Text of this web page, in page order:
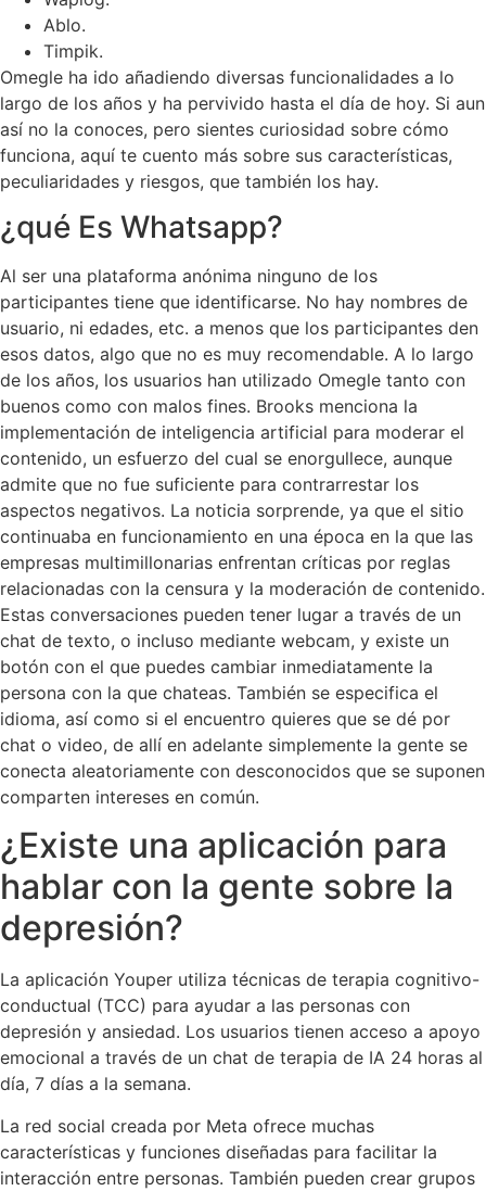
Ablo.
Timpik.
Omegle ha ido añadiendo diversas funcionalidades a lo
largo de los años y ha pervivido hasta el día de hoy. Si aun
así no la conoces, pero sientes curiosidad sobre cómo
funciona, aquí te cuento más sobre sus características,
peculiaridades y riesgos, que también los hay.
¿qué Es Whatsapp?
Al ser una plataforma anónima ninguno de los
participantes tiene que identificarse. No hay nombres de
usuario, ni edades, etc. a menos que los participantes den
esos datos, algo que no es muy recomendable. A lo largo
de los años, los usuarios han utilizado Omegle tanto con
buenos como con malos fines. Brooks menciona la
implementación de inteligencia artificial para moderar el
contenido, un esfuerzo del cual se enorgullece, aunque
admite que no fue suficiente para contrarrestar los
aspectos negativos. La noticia sorprende, ya que el sitio
continuaba en funcionamiento en una época en la que las
empresas multimillonarias enfrentan críticas por reglas
relacionadas con la censura y la moderación de contenido.
Estas conversaciones pueden tener lugar a través de un
chat de texto, o incluso mediante webcam, y existe un
botón con el que puedes cambiar inmediatamente la
persona con la que chateas. También se especifica el
idioma, así como si el encuentro quieres que se dé por
chat o video, de allí en adelante simplemente la gente se
conecta aleatoriamente con desconocidos que se suponen
comparten intereses en común.
¿Existe una aplicación para
hablar con la gente sobre la
depresión?
La aplicación Youper utiliza técnicas de terapia cognitivo-
conductual (TCC) para ayudar a las personas con
depresión y ansiedad. Los usuarios tienen acceso a apoyo
emocional a través de un chat de terapia de IA 24 horas al
día, 7 días a la semana.
La red social creada por Meta ofrece muchas
características y funciones diseñadas para facilitar la
interacción entre personas. También pueden crear grupos